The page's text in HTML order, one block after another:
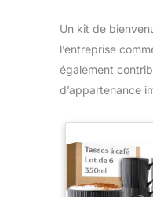
Un kit de
l’entreprise
également
d’appartenance